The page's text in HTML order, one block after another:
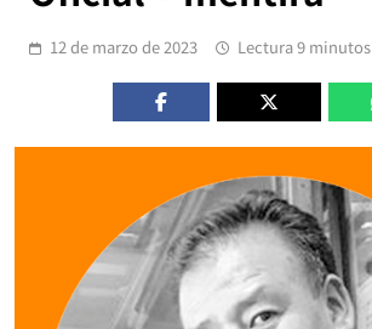
12 de marzo de 2023 Lectura 9 minutos